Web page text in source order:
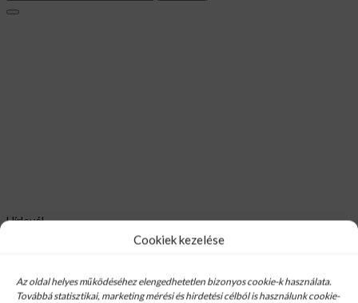
Cookiek kezelése
Az oldal helyes működéséhez elengedhetetlen bizonyos cookie-k használata.
Továbbá statisztikai, marketing mérési és hirdetési célból is használunk cookie-
Hírlevél